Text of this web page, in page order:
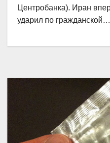
Центробанка). Иран
ударил по гражданской…